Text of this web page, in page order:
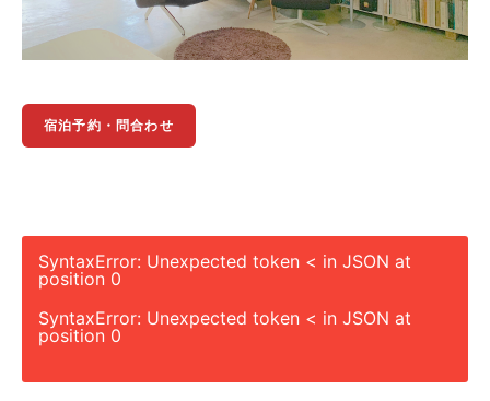
宿泊予約・問合わせ
SyntaxError: Unexpected token < in JSON at
position 0
SyntaxError: Unexpected token < in JSON at
position 0